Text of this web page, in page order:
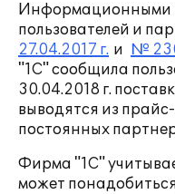
Информационными
пользователей и
27.04.2017 г. и №
"1С" сообщила
30.04.2018 г.
выводятся из
постоянных
Фирма "1С"
может